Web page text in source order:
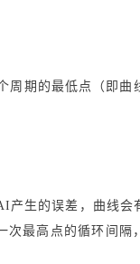
周期的最低点（即曲
产生的误差，曲线会
次最高点的循环间隔